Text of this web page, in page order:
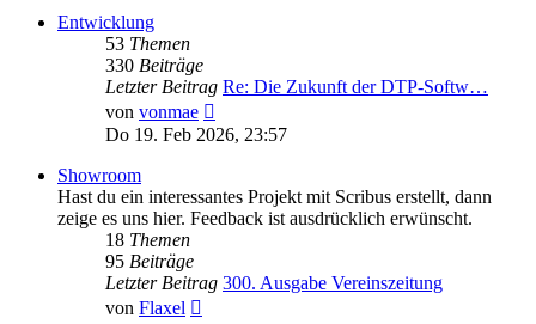
Entwicklung
53 Themen
330 Beiträge
Letzter Beitrag Re: Die Zukunft der DTP-Softw…
von vonmae
Beitrag
Do 19. Feb 2026, 23:57
Showroom
Hast du ein interessantes Projekt mit Scribus erstellt, dann
zeige es uns hier. Feedback ist ausdrücklich erwünscht.
18 Themen
95 Beiträge
Letzter Beitrag 300. Ausgabe Vereinszeitung
von Flaxel